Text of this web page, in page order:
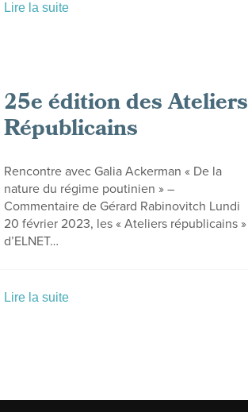
Lire la suite
25e édition des Ateliers
Républicains
Rencontre avec Galia Ackerman « De la
nature du régime poutinien » –
Commentaire de Gérard Rabinovitch Lundi
20 février 2023, les « Ateliers républicains »
d’ELNET…
Lire la suite